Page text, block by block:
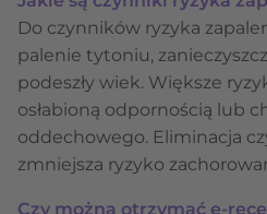
Do czynników ryzyka
palenie tytoniu,
podeszły wiek. Większe
osłabioną odpornością lub
oddechowego. Eliminacja
zmniejsza ryzyko
Czy można otrzymać e-